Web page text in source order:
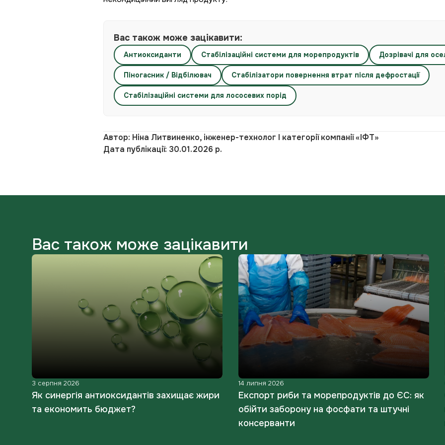
Вас також може зацікавити:
Антиоксиданти Стабілізаційні системи для морепродуктів Дозрівачі для
Піногасник / Відбілювач Стабілізатори повернення втрат після дефростації
Стабілізаційні системи для лососевих порід
Автор: Ніна Литвиненко, інженер-технолог І категорії компанії «ІФТ»
Дата публікації: 30.01.2026 р.
Вас також може зацікавити
3 серпня 2026
Як синергія антиоксидантів захищає жири
та економить бюджет?
14 липня 2026
Експорт риби та морепродуктів до ЄС: як
обійти заборону на фосфати та штучні
консерванти